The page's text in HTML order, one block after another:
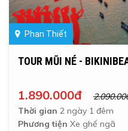
Phan Thiết
TOUR MŨI NÉ -
1.890.000đ
Thời gian 2 ngày 1 đêm
Phương tiện Xe ghế ngã